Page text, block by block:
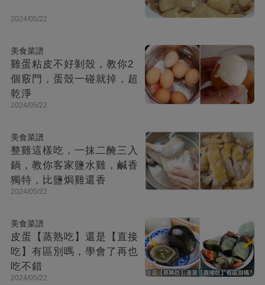
2024/05/22
美食菜譜
雞蛋粘皮不好剝殼，教你2
個竅門，蛋殼一碰就掉，超
乾淨
2024/05/22
美食菜譜
整雞這樣吃，一抹二醃三入
鍋，教你客家鹽水雞，鹹香
獨特，比鹽焗雞還香
2024/05/22
美食菜譜
皮蛋【蒸熟吃】還是【直接
吃】有區別嗎，學會了再也
吃不錯
2024/05/22